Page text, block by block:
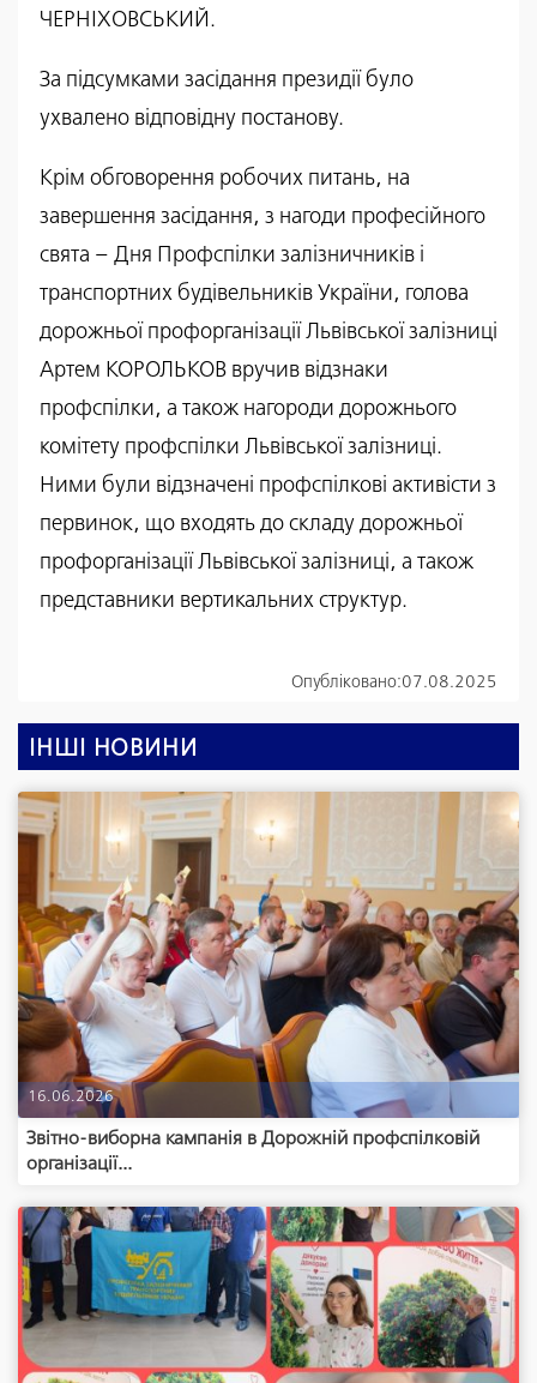
ЧЕРНІХОВСЬКИЙ.
За підсумками засідання президії було
ухвалено відповідну постанову.
Крім обговорення робочих питань, на
завершення засідання, з нагоди професійного
свята – Дня Профспілки залізничників і
транспортних будівельників України, голова
дорожньої профорганізації Львівської залізниці
Артем КОРОЛЬКОВ вручив відзнаки
профспілки, а також нагороди дорожнього
комітету профспілки Львівської залізниці.
Ними були відзначені профспілкові активісти з
первинок, що входять до складу дорожньої
профорганізації Львівської залізниці, а також
представники вертикальних структур.
Опубліковано:07.08.2025
ІНШІ НОВИНИ
16.06.2026
Звітно-виборна кампанія в Дорожній профспілковій
організації...